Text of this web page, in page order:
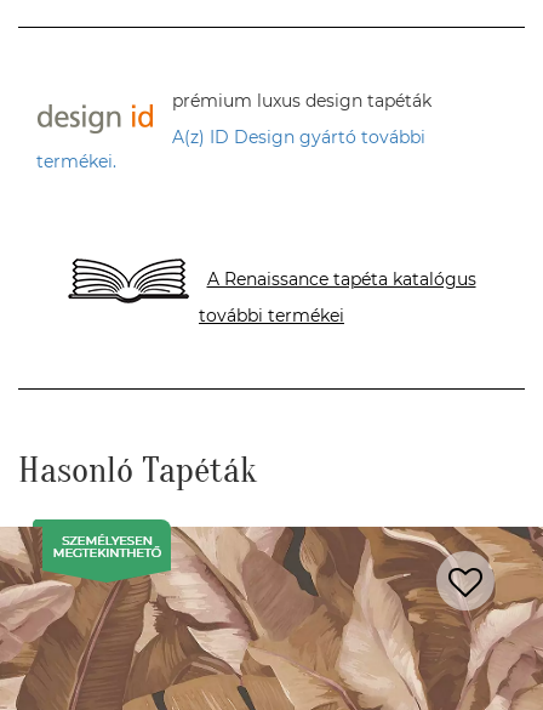
prémium luxus design tapéták
A(z) ID Design gyártó további
termékei.
A Renaissance tapéta katalógus
további termékei
Hasonló Tapéták